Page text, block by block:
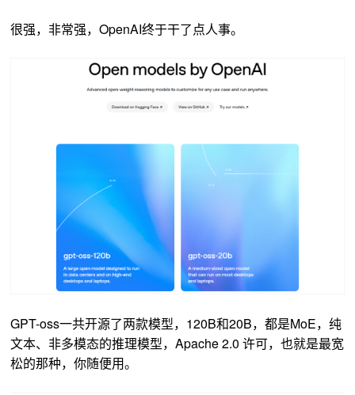
很强，非常强，OpenAI终于干了点人事。
GPT-oss一共开源了两款模型，120B和20B，都是MoE，纯
文本、非多模态的推理模型， Apache 2.0 许可，也就是最宽
松的那种，你随便用。